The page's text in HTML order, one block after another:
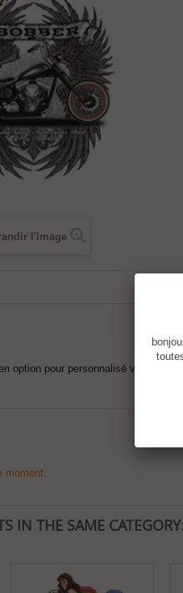
l'image
option pour personnalisé votre
moment.
IN THE SAME